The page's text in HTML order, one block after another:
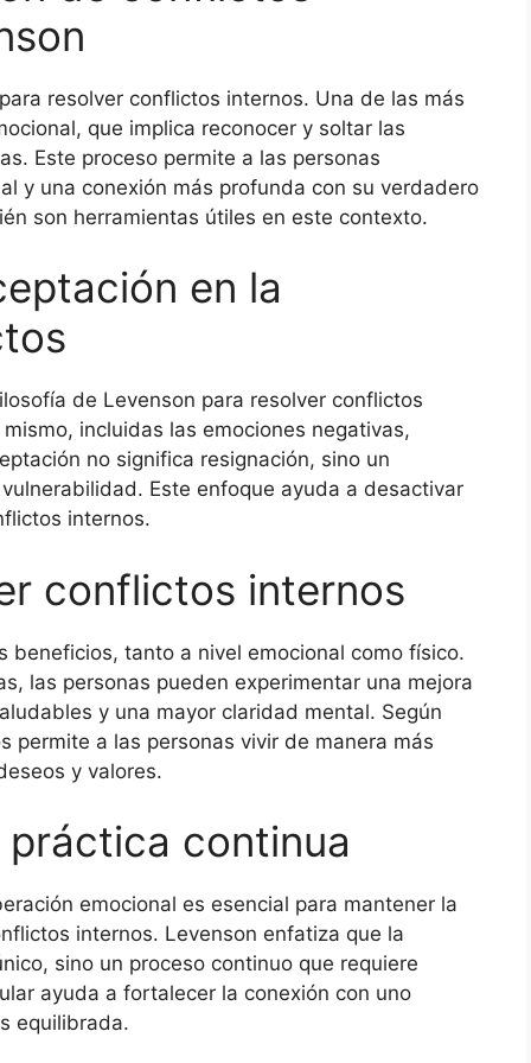
resolver conflictos internos. Una de las más
que implica reconocer y soltar las
Este proceso permite a las personas
y una conexión más profunda con su verdadero
son herramientas útiles en este contexto.
en la
de Levenson para resolver conflictos
incluidas las emociones negativas,
no significa resignación, sino un
Este enfoque ayuda a desactivar
internos.
conflictos internos
beneficios, tanto a nivel emocional como físico.
las personas pueden experimentar una mejora
y una mayor claridad mental. Según
permite a las personas vivir de manera más
y valores.
continua
emocional es esencial para mantener la
internos. Levenson enfatiza que la
sino un proceso continuo que requiere
ayuda a fortalecer la conexión con uno
equilibrada.